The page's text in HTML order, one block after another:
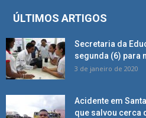
ÚLTIMOS ARTIGOS
Secretaria da
segunda (6) para
3 de janeiro de 2020
Acidente em
que salvou cerca